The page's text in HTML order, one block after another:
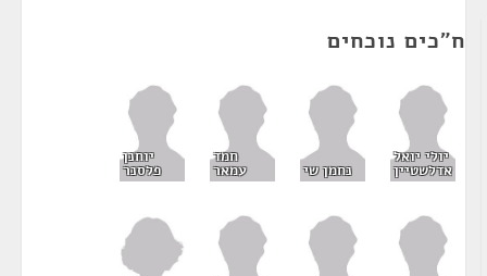
ח"כים נוכחים
יולי יואל
אדלשטיין נחמן שי
חמד
עמאר
יוחנן
פלסנר